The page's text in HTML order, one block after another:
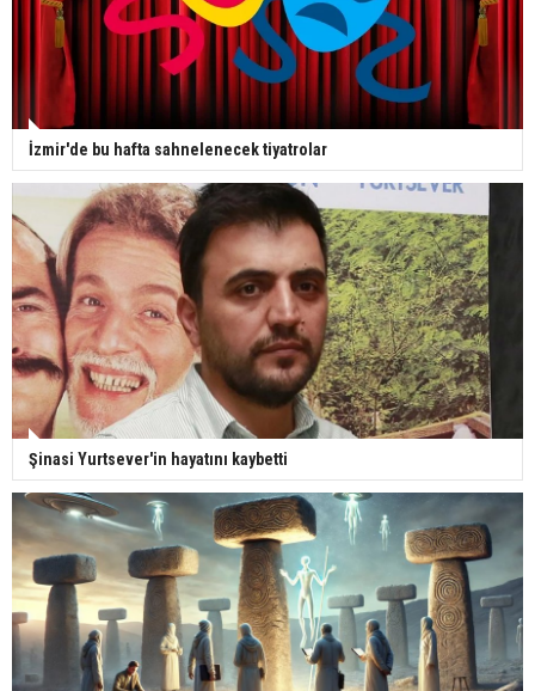
İzmir'de bu hafta sahnelenecek tiyatrolar
Şinasi Yurtsever'in hayatını kaybetti